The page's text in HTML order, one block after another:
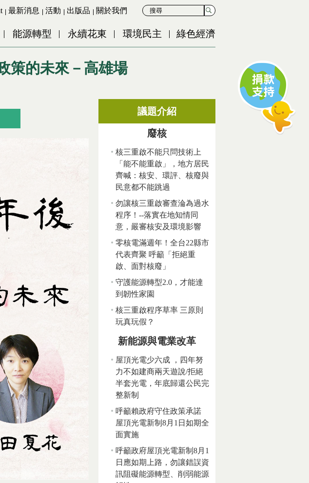
最新消息 活動 出版品 關於我們
能源轉型 永續花東 環境民主 綠色經濟
策的未來－高雄場
議題介紹
廢核
核三重啟不能只問技術上
「能不能重啟」，地方居民
齊喊：核安、環評、核廢與
民意都不能跳過
勿讓核三重啟審查淪為過水
程序！--落實在地知情同
意，嚴審核安及環境影響
零核電滿週年！全台22縣市
代表齊聚 呼籲「拒絕重
啟、面對核廢」
守護能源轉型2.0，才能達
到韌性家園
核三重啟程序草率 三原則
玩真玩假？
新能源與電業改革
屋頂光電少六成 ，四年努
力不如建商兩天遊說/拒絕
半套光電，年底歸還公民完
整新制
呼籲賴政府守住政策承諾
屋頂光電新制8月1日如期全
面實施
呼籲政府屋頂光電新制8月1
日應如期上路，勿讓錯誤資
訊阻礙能源轉型、削弱能源